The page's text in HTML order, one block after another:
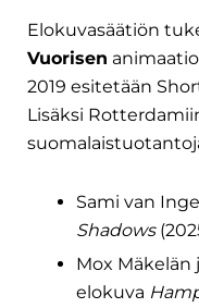
Elokuvasäätiön
Vuorisen
2019 esitetään
Lisäksi
Sami van
Shadows
Mox Mäkelän
elokuva